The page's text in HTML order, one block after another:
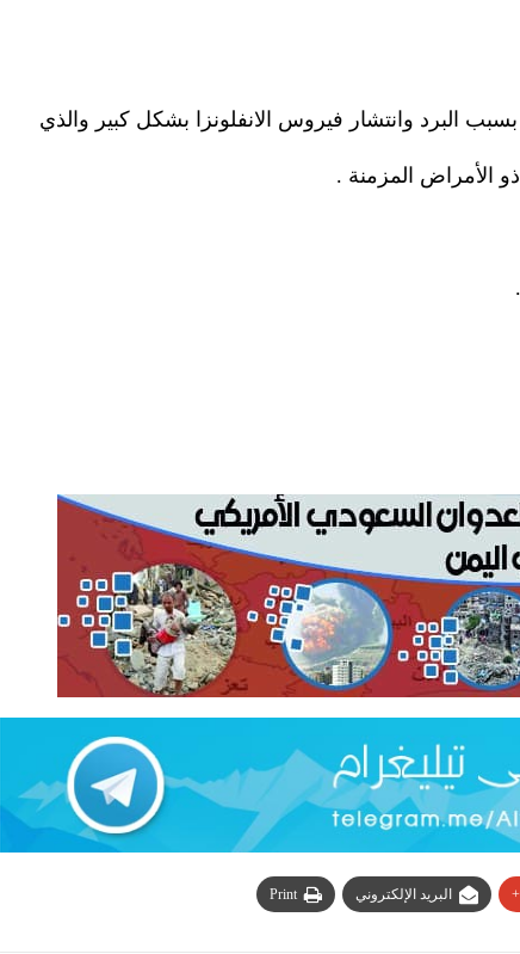
البرد وانتشار فيروس الانفلونزا بشكل كبير والذي
الأمراض المزمنة .
البريد الإلكتروني Print